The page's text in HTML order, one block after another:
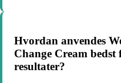
Hvordan anvendes
Change Cream
resultater?